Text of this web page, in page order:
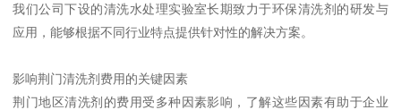
我们公司下设的清洗水处理实验室长期致力于环保清洗剂的研发与
应用，能够根据不同行业特点提供针对性的解决方案。
影响荆门清洗剂费用的关键因素
荆门地区清洗剂的费用受多种因素影响，了解这些因素有助于企业